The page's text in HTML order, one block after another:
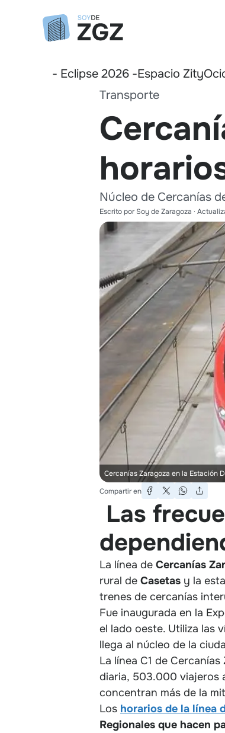
- Eclipse 2026 -Espacio Zity
Transporte
Núcleo de Cercanías
Escrito porSoy de Zaragoza ·
Cercanías Zaragoza en la Estación
Compartir en
Las
La línea de Cercanías
rural de Casetas y la
trenes de cercanías
Fue inaugurada en la
el lado oeste. Utiliza las
llega al núcleo de la
La línea C1 de
diaria, 503.000 viajeros
concentran más de la
Los horarios de la línea
Regionales que hacen